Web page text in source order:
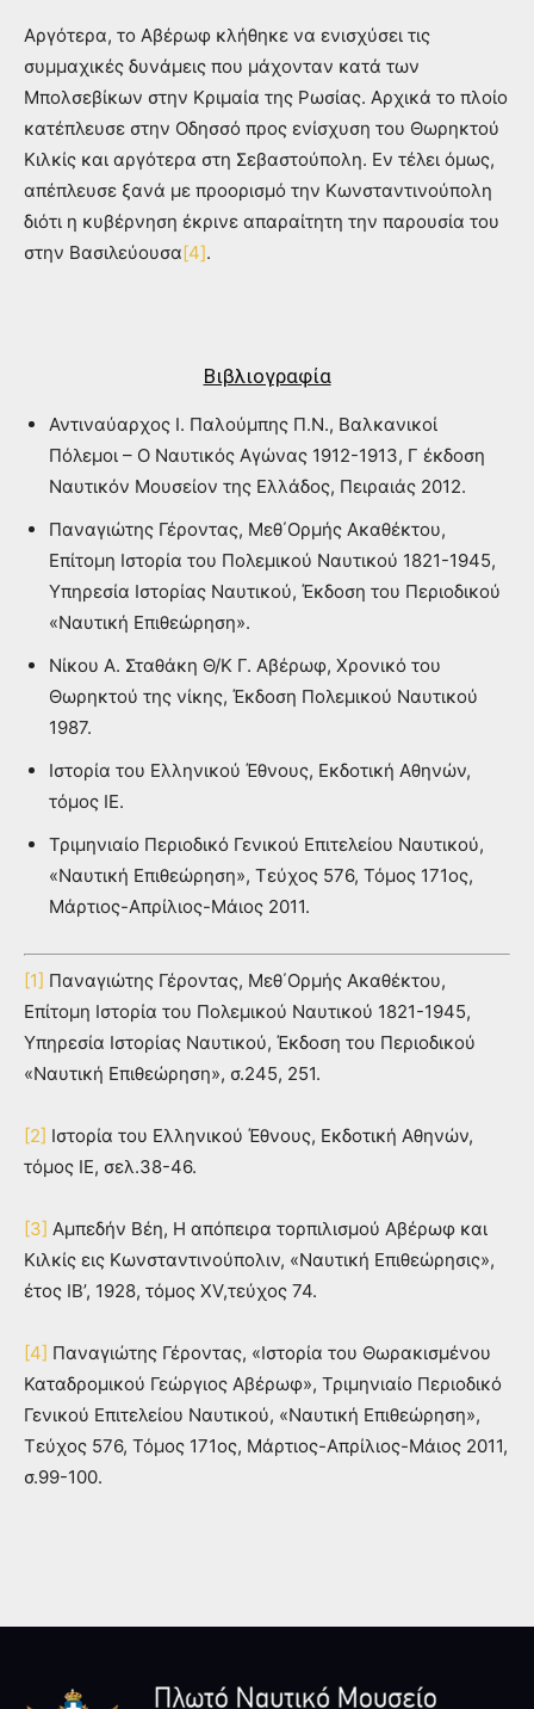
Αργότερα, το Αβέρωφ κλήθηκε να ενισχύσει τις
συμμαχικές δυνάμεις που μάχονταν κατά των
Μπολσεβίκων στην Κριμαία της Ρωσίας. Αρχικά το πλοίο
κατέπλευσε στην Οδησσό προς ενίσχυση του Θωρηκτού
Κιλκίς και αργότερα στη Σεβαστούπολη. Εν τέλει όμως,
απέπλευσε ξανά με προορισμό την Κωνσταντινούπολη
διότι η κυβέρνηση έκρινε απαραίτητη την παρουσία του
στην Βασιλεύουσα[4].
Βιβλιογραφία
Αντιναύαρχος Ι. Παλούμπης Π.Ν., Βαλκανικοί
Πόλεμοι – Ο Ναυτικός Αγώνας 1912-1913, Γ έκδοση
Ναυτικόν Μουσείον της Ελλάδος, Πειραιάς 2012.
Παναγιώτης Γέροντας, Μεθ΄Ορμής Ακαθέκτου,
Επίτομη Ιστορία του Πολεμικού Ναυτικού 1821-1945,
Υπηρεσία Ιστορίας Ναυτικού, Έκδοση του Περιοδικού
«Ναυτική Επιθεώρηση».
Νίκου Α. Σταθάκη Θ/Κ Γ. Αβέρωφ, Χρονικό του
Θωρηκτού της νίκης, Έκδοση Πολεμικού Ναυτικού
1987.
Ιστορία του Ελληνικού Έθνους, Εκδοτική Αθηνών,
τόμος ΙΕ.
Τριμηνιαίο Περιοδικό Γενικού Επιτελείου Ναυτικού,
«Ναυτική Επιθεώρηση», Τεύχος 576, Τόμος 171ος,
Μάρτιος-Απρίλιος-Μάιος 2011.
[1] Παναγιώτης Γέροντας, Μεθ΄Ορμής Ακαθέκτου,
Επίτομη Ιστορία του Πολεμικού Ναυτικού 1821-1945,
Υπηρεσία Ιστορίας Ναυτικού, Έκδοση του Περιοδικού
«Ναυτική Επιθεώρηση», σ.245, 251.
[2] Ιστορία του Ελληνικού Έθνους, Εκδοτική Αθηνών,
τόμος ΙΕ, σελ.38-46.
[3] Αμπεδήν Βέη, Η απόπειρα τορπιλισμού Αβέρωφ και
Κιλκίς εις Κωνσταντινούπολιν, «Ναυτική Επιθεώρησις»,
έτος ΙΒ’, 1928, τόμος XV,τεύχος 74.
[4] Παναγιώτης Γέροντας, «Ιστορία του Θωρακισμένου
Καταδρομικού Γεώργιος Αβέρωφ», Τριμηνιαίο Περιοδικό
Γενικού Επιτελείου Ναυτικού, «Ναυτική Επιθεώρηση»,
Τεύχος 576, Τόμος 171ος, Μάρτιος-Απρίλιος-Μάιος 2011,
σ.99-100.